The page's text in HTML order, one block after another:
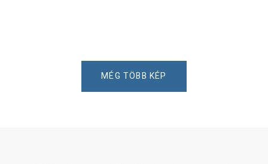
MÉG TÖBB KÉP